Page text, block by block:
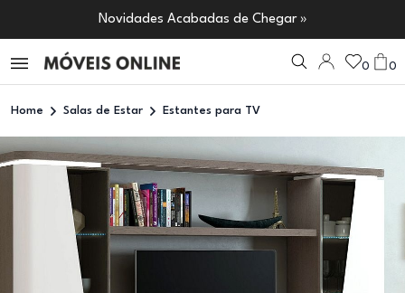
Novidades Acabadas de Chegar »
0 0
Home Salas de Estar Estantes para TV